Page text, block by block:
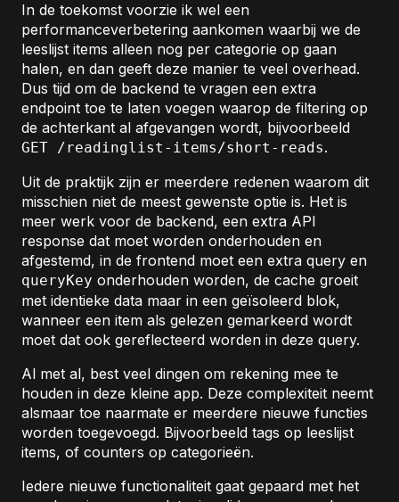
In de toekomst voorzie ik wel een
performanceverbetering aankomen waarbij we de
leeslijst items alleen nog per categorie op gaan
halen, en dan geeft deze manier te veel overhead.
Dus tijd om de backend te vragen een extra
endpoint toe te laten voegen waarop de filtering op
de achterkant al afgevangen wordt, bijvoorbeeld
GET /readinglist-items/short-reads.
Uit de praktijk zijn er meerdere redenen waarom dit
misschien niet de meest gewenste optie is. Het is
meer werk voor de backend, een extra API
response dat moet worden onderhouden en
afgestemd, in de frontend moet een extra query en
queryKey onderhouden worden, de cache groeit
met identieke data maar in een geïsoleerd blok,
wanneer een item als gelezen gemarkeerd wordt
moet dat ook gereflecteerd worden in deze query.
Al met al, best veel dingen om rekening mee te
houden in deze kleine app. Deze complexiteit neemt
alsmaar toe naarmate er meerdere nieuwe functies
worden toegevoegd. Bijvoorbeeld tags op leeslijst
items, of counters op categorieën.
Iedere nieuwe functionaliteit gaat gepaard met het